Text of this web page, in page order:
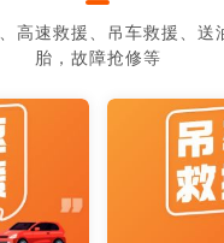
高速救援、吊车救援、送
胎，故障抢修等